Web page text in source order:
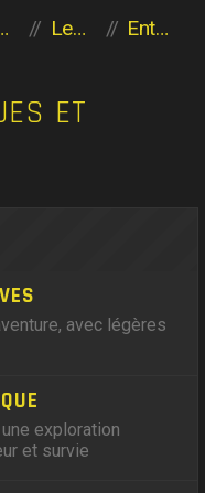
Les héritiers de l'Aventure Entrez à vos risques et périls
ET
avec légères
exploration
et survie